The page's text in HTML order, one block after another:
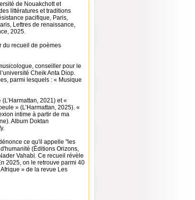
de Nouakchott et
littératures et traditions
pacifique, Paris,
Lettres de renaissance,
2025.
du recueil de poèmes
conseiller pour le
Cheik Anta Diop.
parmi lesquels : « Musique
2021) et «
» (L’Harmattan, 2025). «
intime à partir de ma
Album Doktan
ce qu'il appelle "les
(Éditions Orizons,
Vahabi. Ce recueil révèle
2025, on le retrouve parmi 40
» de la revue Les